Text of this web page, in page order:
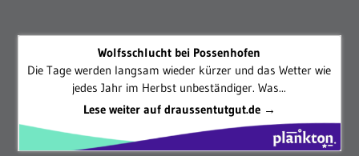
Wolfsschlucht bei Possenhofen
Die Tage werden langsam wieder kürzer und das Wetter wie
jedes Jahr im Herbst unbeständiger. Was...
Lese weiter auf draussentutgut.de →